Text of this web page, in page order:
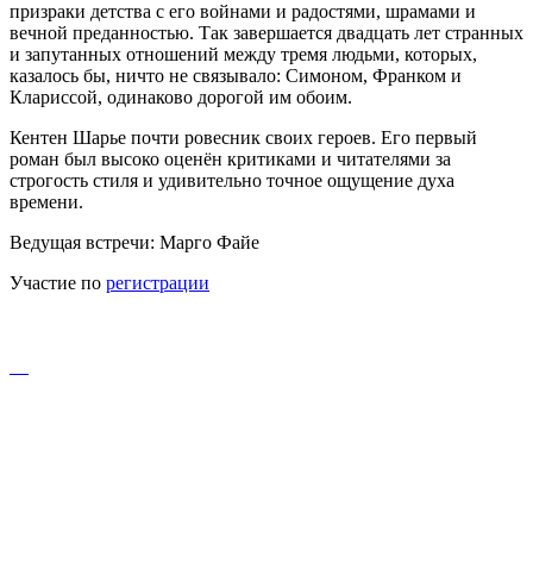
призраки детства с его войнами и радостями, шрамами и
вечной преданностью. Так завершается двадцать лет странных
и запутанных отношений между тремя людьми, которых,
казалось бы, ничто не связывало: Симоном, Франком и
Клариссой, одинаково дорогой им обоим.
Кентен Шарье почти ровесник своих героев. Его первый
роман был высоко оценён критиками и читателями за
строгость стиля и удивительно точное ощущение духа
времени.
Ведущая встречи: Марго Файе
Участие по регистрации